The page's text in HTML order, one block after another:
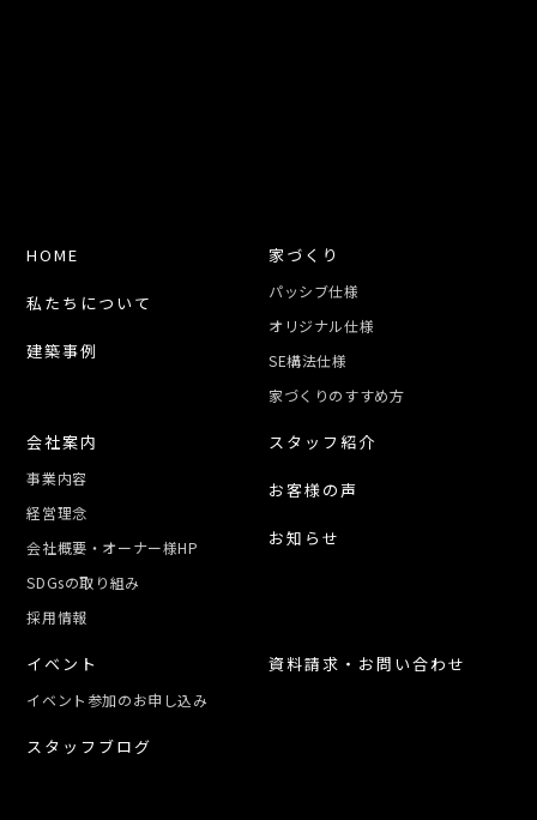
HOME
私たちについて
建築事例
家づくり
パッシブ仕様
オリジナル仕様
SE構法仕様
家づくりのすすめ方
会社案内
事業内容
経営理念
会社概要・オーナー様HP
SDGsの取り組み
採用情報
スタッフ紹介
お客様の声
お知らせ
イベント
イベント参加のお申し込み
スタッフブログ
資料請求・お問い合わせ